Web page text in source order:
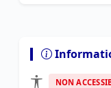
NON